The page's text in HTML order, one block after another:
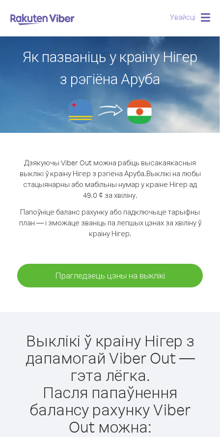
Увайсці
Як пазваніць у краіну Нігер
з рэгіёна Аруба
Дзякуючы Viber Out можна рабіць высакаякасныя
выклікі ў краіну Нігер з рэгіёна Аруба.Выклікі на любы
стацыянарны або мабільны нумар у краіне Нігер ад
49.0 ¢ за хвіліну.
Папоўніце баланс рахунку або падключыце тарыфны
план — і зможаце званіць па лепшых цэнах за хвіліну ў
краіну Нігер.
Прагледзець цэны на выклікі
Выклікі ў краіну Нігер з
дапамогай Viber Out —
гэта лёгка.
Пасля папаўнення
балансу рахунку Viber
Out можна: